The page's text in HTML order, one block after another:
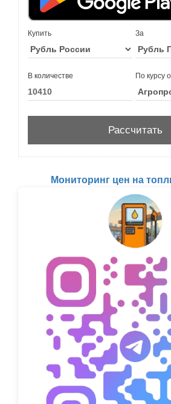
Купить За
В количестве По курсу
Мониторинг цен на